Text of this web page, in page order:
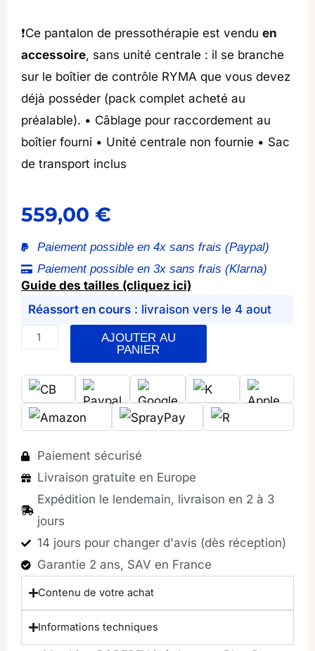
❗Ce pantalon de pressothérapie est vendu en
accessoire, sans unité centrale : il se branche
sur le boîtier de contrôle RYMA que vous devez
déjà posséder (pack complet acheté au
préalable). • Câblage pour raccordement au
boîtier fourni • Unité centrale non fournie • Sac
de transport inclus
559,00 €
Paiement possible en 4x sans frais (Paypal)
Paiement possible en 3x sans frais (Klarna)
Guide des tailles (cliquez ici)
Réassort en cours : livraison vers le 4 aout
quantité
Pantalon
de
pressothérapie
chambres
(seul)
AJOUTER AU
PANIER
Paiement sécurisé
Livraison gratuite en Europe
Expédition le lendemain, livraison en 2 à 3
jours
14 jours pour changer d'avis (dès réception)
Garantie 2 ans, SAV en France
Contenu de votre achat
Informations techniques